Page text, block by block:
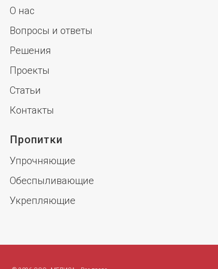
О нас
Вопросы и ответы
Решения
Проекты
Статьи
Контакты
Пропитки
Упрочняющие
Обеспыливающие
Укрепляющие